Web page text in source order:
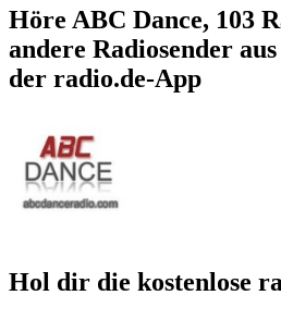
Höre ABC Dance, 103
andere Radiosender
der radio.de-App
Hol dir die kostenlose